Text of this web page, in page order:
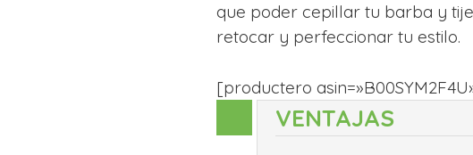
que poder cepillar tu barba y
retocar y perfeccionar tu estilo.
[productero
VENTAJAS